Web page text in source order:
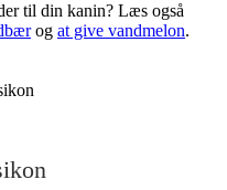
til din kanin? Læs også
og at give vandmelon.